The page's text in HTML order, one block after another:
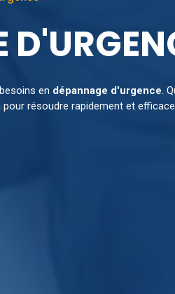
en dépannage d'urgence.
résoudre rapidement et